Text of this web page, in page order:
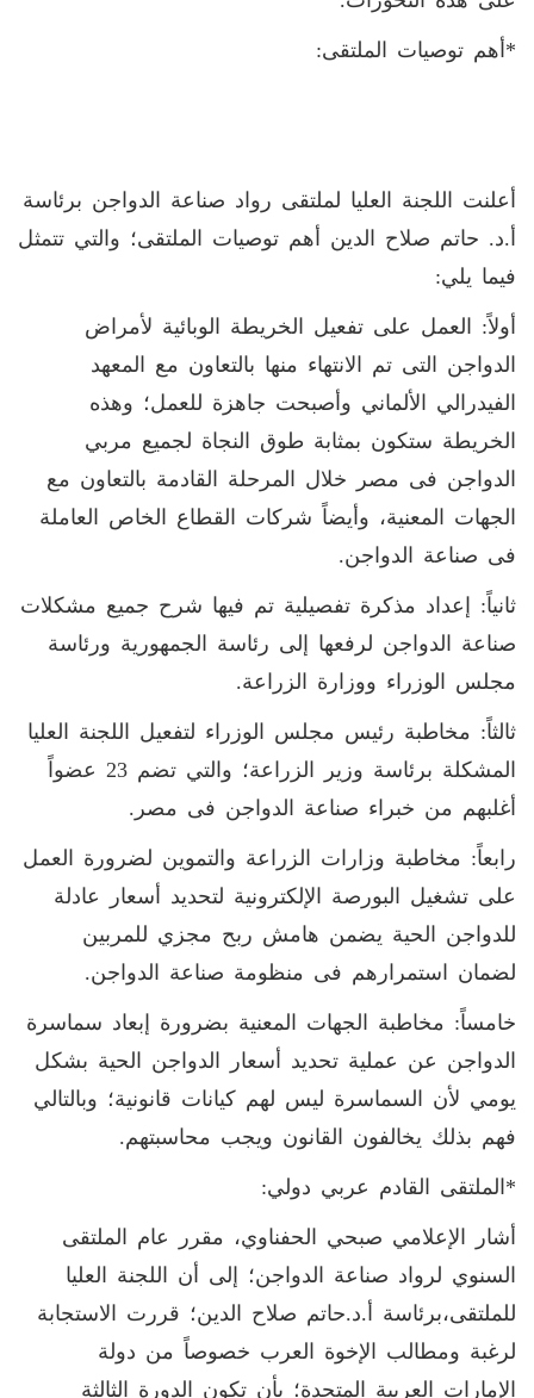
*أهم توصيات الملتقى:
أعلنت اللجنة العليا لملتقى رواد صناعة الدواجن برئاسة
أ.د. حاتم صلاح الدين أهم توصيات الملتقى؛ والتي تتمثل
فيما يلي:
أولاً: العمل على تفعيل الخريطة الوبائية لأمراض
الدواجن التى تم الانتهاء منها بالتعاون مع المعهد
الفيدرالي الألماني وأصبحت جاهزة للعمل؛ وهذه
الخريطة ستكون بمثابة طوق النجاة لجميع مربي
الدواجن فى مصر خلال المرحلة القادمة بالتعاون مع
الجهات المعنية، وأيضاً شركات القطاع الخاص العاملة
فى صناعة الدواجن.
ثانياً: إعداد مذكرة تفصيلية تم فيها شرح جميع مشكلات
صناعة الدواجن لرفعها إلى رئاسة الجمهورية ورئاسة
مجلس الوزراء ووزارة الزراعة.
ثالثاً: مخاطبة رئيس مجلس الوزراء لتفعيل اللجنة العليا
المشكلة برئاسة وزير الزراعة؛ والتي تضم 23 عضواً
أغلبهم من خبراء صناعة الدواجن فى مصر .
رابعاً: مخاطبة وزارات الزراعة والتموين لضرورة العمل
على تشغيل البورصة الإلكترونية لتحديد أسعار عادلة
للدواجن الحية يضمن هامش ربح مجزي للمربين
لضمان استمرارهم فى منظومة صناعة الدواجن.
خامساً: مخاطبة الجهات المعنية بضرورة إبعاد سماسرة
الدواجن عن عملية تحديد أسعار الدواجن الحية بشكل
يومي لأن السماسرة ليس لهم كيانات قانونية؛ وبالتالي
فهم بذلك يخالفون القانون ويجب محاسبتهم.
*الملتقى القادم عربي دولي:
أشار الإعلامي صبحي الحفناوي، مقرر عام الملتقى
السنوي لرواد صناعة الدواجن؛ إلى أن اللجنة العليا
للملتقى،برئاسة أ.د.حاتم صلاح الدين؛ قررت الاستجابة
لرغبة ومطالب الإخوة العرب خصوصاً من دولة
الإمارات العربية المتحدة؛ بأن تكون الدورة الثالثة